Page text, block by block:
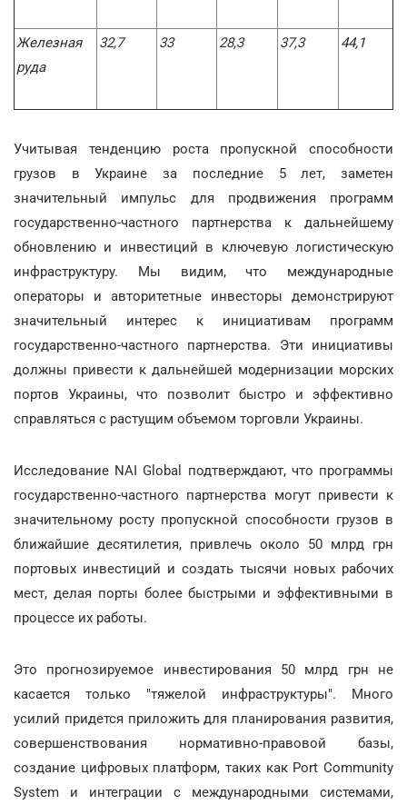
Железная
руда
32,7 33 28,3 37,3 44,1
Учитывая тенденцию роста пропускной способности
грузов в Украине за последние 5 лет, заметен
значительный импульс для продвижения программ
государственно-частного партнерства к дальнейшему
обновлению и инвестиций в ключевую логистическую
инфраструктуру. Мы видим, что международные
операторы и авторитетные инвесторы демонстрируют
значительный интерес к инициативам программ
государственно-частного партнерства. Эти инициативы
должны привести к дальнейшей модернизации морских
портов Украины, что позволит быстро и эффективно
справляться с растущим объемом торговли Украины.
Исследование NAI Global подтверждают, что программы
государственно-частного партнерства могут привести к
значительному росту пропускной способности грузов в
ближайшие десятилетия, привлечь около 50 млрд грн
портовых инвестиций и создать тысячи новых рабочих
мест, делая порты более быстрыми и эффективными в
процессе их работы.
Это прогнозируемое инвестирования 50 млрд грн не
касается только "тяжелой инфраструктуры". Много
усилий придется приложить для планирования развития,
совершенствования нормативно-правовой базы,
создание цифровых платформ, таких как Port Community
System и интеграции с международными системами,